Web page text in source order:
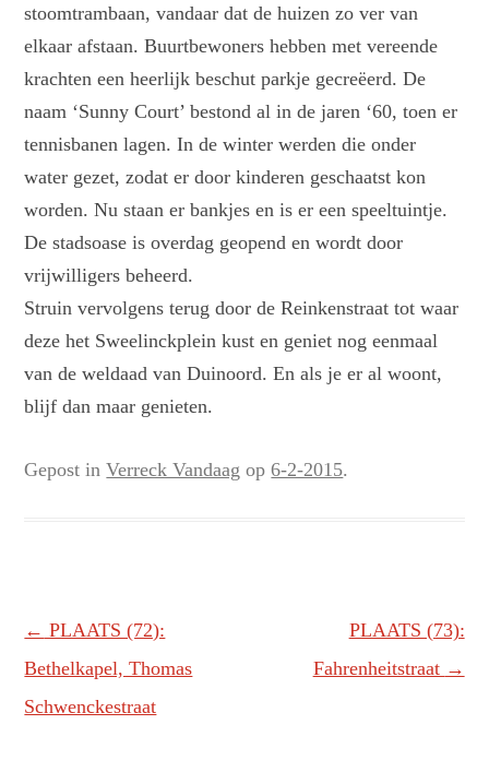
stoomtrambaan, vandaar dat de huizen zo ver van
elkaar afstaan. Buurtbewoners hebben met vereende
krachten een heerlijk beschut parkje gecreëerd. De
naam ‘Sunny Court’ bestond al in de jaren ‘60, toen er
tennisbanen lagen. In de winter werden die onder
water gezet, zodat er door kinderen geschaatst kon
worden. Nu staan er bankjes en is er een speeltuintje.
De stadsoase is overdag geopend en wordt door
vrijwilligers beheerd.
Struin vervolgens terug door de Reinkenstraat tot waar
deze het Sweelinckplein kust en geniet nog eenmaal
van de weldaad van Duinoord. En als je er al woont,
blijf dan maar genieten.
Gepost inVerreck Vandaag op6-2-2015.
Berichtnavigatie
← PLAATS (72):
Bethelkapel, Thomas
Schwenckestraat
PLAATS (73):
Fahrenheitstraat →